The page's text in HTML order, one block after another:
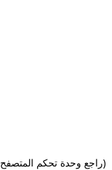
(راجع وحدة تحكم المتصفح